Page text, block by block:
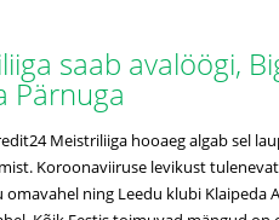
saab avalöögi,
Pärnuga
Meistriliiga hooaeg algab sel
Koroonaviiruse levikust
omavahel ning Leedu klubi Klaipeda